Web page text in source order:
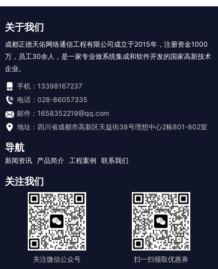
关于我们
成都正德天佑网络通信工程有限公司成立于2015年，注册资金1000
万，员工30余人，是一家专业做系统集成和软件开发的国家高新技术
企业。
手机：13398167237
电话：028-86057335
邮件：1658352219@qq.com
地址：四川省成都市高新区天益街38号理想中心2栋801-802室
导航
新闻资讯 产品简介 工程案例 联系我们
关注我们
关注微信公众号 扫一扫领取优惠券